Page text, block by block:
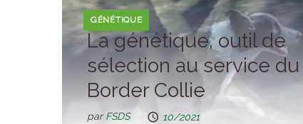
GÉNÉTIQUE
La génétique, outil de
sélection au service du
Border Collie
parFSDS 10/2021